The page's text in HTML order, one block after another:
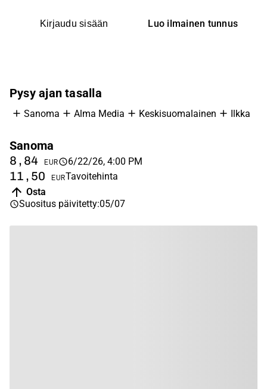
Kirjaudu sisään Luo ilmainen tunnus
Pysy ajan tasalla
Sanoma Alma Media Keskisuomalainen Ilkka
Sanoma
8,84 EUR 6/22/26, 4:00 PM
11,50 EURTavoitehinta
Osta
Suositus päivitetty:05/07